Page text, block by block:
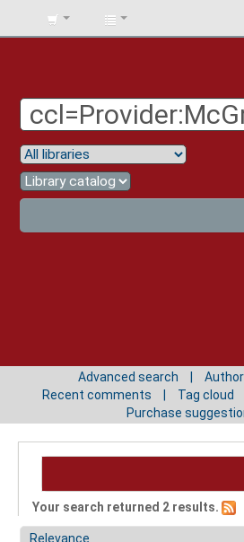
BIBLIOTECA
Advanced search
Recent comments
Tag cloud
Purchase
Your search returned 2 results.